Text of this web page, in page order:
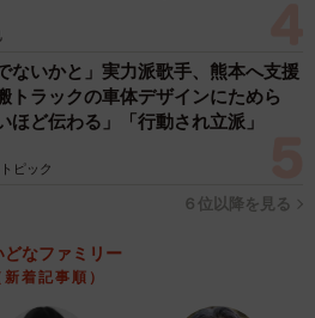
ないかと」実力派歌手、熊本へ支援
トラックの車体デザインにためら
ど伝わる」「行動され立派」
ピック
６位以降を見る
どなファミリー
新着記事順）